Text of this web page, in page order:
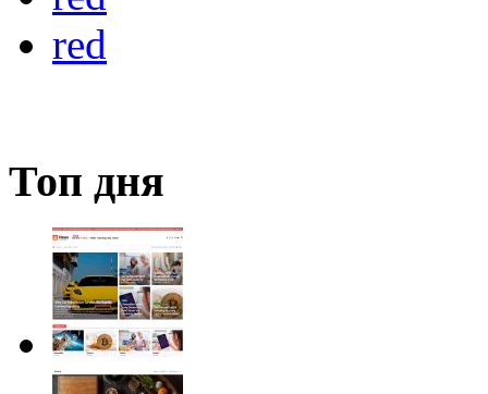
red
Топ дня